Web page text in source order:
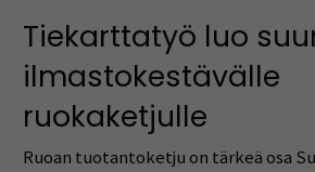
Tiekarttatyö luo
ilmastokestävälle
ruokaketjulle
Ruoan tuotantoketju on tärkeä osa